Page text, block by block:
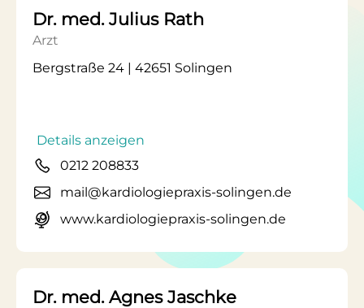
Dr. med. Julius Rath
Arzt
Bergstraße 24 | 42651 Solingen
Details anzeigen
0212 208833
mail@kardiologiepraxis-solingen.de
www.kardiologiepraxis-solingen.de
Dr. med. Agnes Jaschke